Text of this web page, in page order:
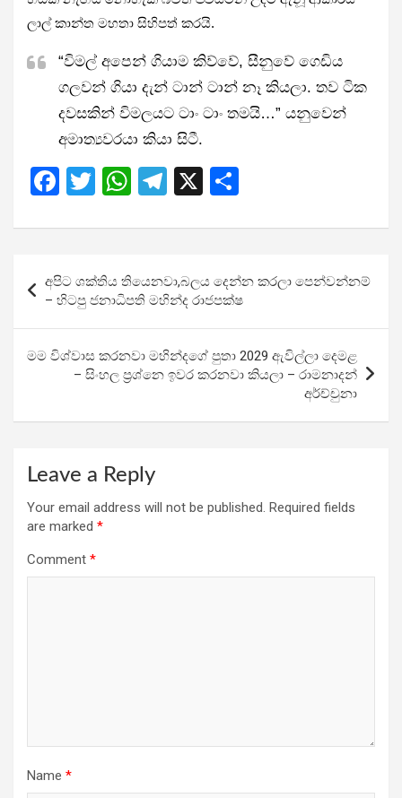
ලාල් කාන්ත මහතා සිහිපත් කරයි.
“විමල් අපෙන් ගියාම කිව්වේ, සීනුවේ ගෙඩිය
ගලවන් ගියා දැන් ටාන් ටාන් නෑ කියලා. තව ටික
දවසකින් විමලයට ටාං ටාං තමයි…” යනුවෙන්
අමාත්‍යවරයා කියා සිටී.
F
ce
b
o
o
k
T
tt
er
W
at
A
p
p
T
e
gr
a
m
X
ar
e
navigation
අපිට ශක්තිය තියෙනවා,බලය දෙන්න කරලා පෙන්වන්නම්
– හිටපු ජනාධිපති මහින්ද රාජපක්ෂ
මම විශ්වාස කරනවා මහින්දගේ පුතා 2029 ඇවිල්ලා දෙමළ
– සිංහල ප්‍රශ්නෙ ඉවර කරනවා කියලා – රාමනාදන්
අර්ච්චුනා
Leave a Reply
Your email address will not be published. Required fields
are marked *
Comment *
Name *